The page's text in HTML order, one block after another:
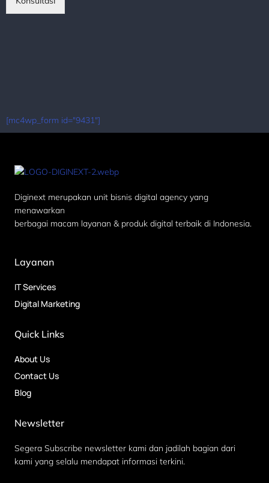
[mc4wp_form id="9431"]
Diginext merupakan unit bisnis digital agency yang
menawarkan
berbagai macam layanan & produk digital terbaik di Indonesia.
Layanan
IT Services
Digital Marketing
Quick Links
About Us
Contact Us
Blog
Newsletter
Segera Subscribe newsletter kami dan jadilah bagian dari
kami yang selalu mendapat informasi terkini.